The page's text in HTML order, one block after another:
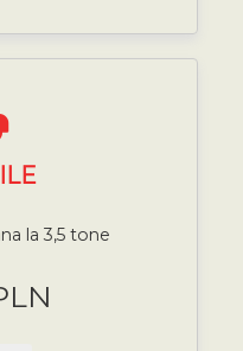
la 3,5 tone